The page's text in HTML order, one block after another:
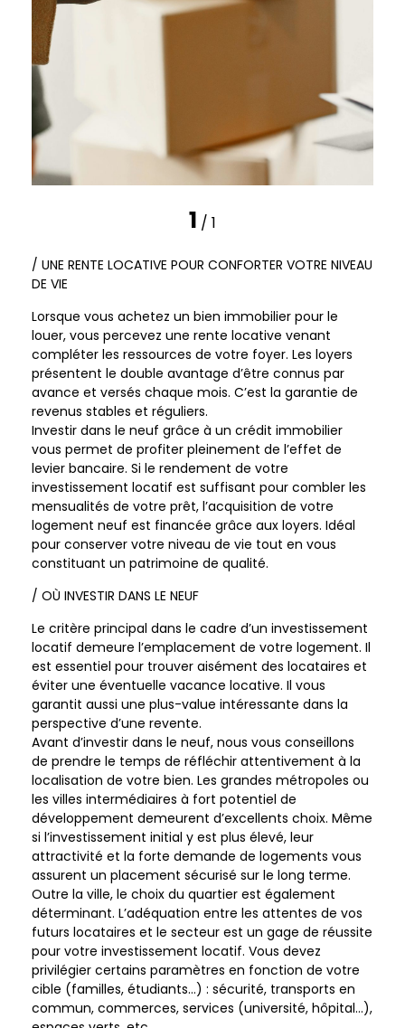
1 / 1
/ UNE RENTE LOCATIVE POUR CONFORTER VOTRE NIVEAU
DE VIE
Lorsque vous achetez un bien immobilier pour le
louer, vous percevez une rente locative venant
compléter les ressources de votre foyer. Les loyers
présentent le double avantage d’être connus par
avance et versés chaque mois. C’est la garantie de
revenus stables et réguliers.
Investir dans le neuf grâce à un crédit immobilier
vous permet de profiter pleinement de l’effet de
levier bancaire. Si le rendement de votre
investissement locatif est suffisant pour combler les
mensualités de votre prêt, l’acquisition de votre
logement neuf est financée grâce aux loyers. Idéal
pour conserver votre niveau de vie tout en vous
constituant un patrimoine de qualité.
/ OÙ INVESTIR DANS LE NEUF
Le critère principal dans le cadre d’un investissement
locatif demeure l’emplacement de votre logement. Il
est essentiel pour trouver aisément des locataires et
éviter une éventuelle vacance locative. Il vous
garantit aussi une plus-value intéressante dans la
perspective d’une revente.
Avant d’investir dans le neuf, nous vous conseillons
de prendre le temps de réfléchir attentivement à la
localisation de votre bien. Les grandes métropoles ou
les villes intermédiaires à fort potentiel de
développement demeurent d’excellents choix. Même
si l’investissement initial y est plus élevé, leur
attractivité et la forte demande de logements vous
assurent un placement sécurisé sur le long terme.
Outre la ville, le choix du quartier est également
déterminant. L’adéquation entre les attentes de vos
futurs locataires et le secteur est un gage de réussite
pour votre investissement locatif. Vous devez
privilégier certains paramètres en fonction de votre
cible (familles, étudiants…) : sécurité, transports en
commun, commerces, services (université, hôpital…),